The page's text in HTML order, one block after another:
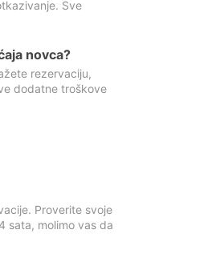
Sve
novca?
rezervaciju,
dodatne troškove
Proverite svoje
sata, molimo vas da